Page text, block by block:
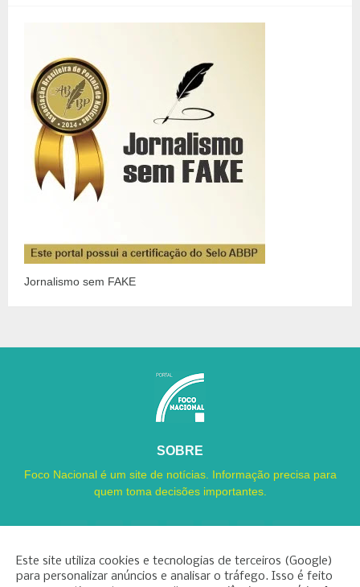
Jornalismo sem FAKE
SOBRE
Foco Nacional é um site de notícias. Informação precisa para
quem toma decisões importantes.
Este site utiliza cookies e tecnologias de terceiros (Google)
para personalizar anúncios e analisar o tráfego. Isso é feito